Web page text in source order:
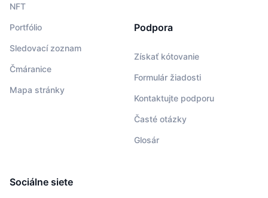
NFT
Portfólio
Sledovací zoznam
Čmáranice
Mapa stránky
Podpora
Získať kótovanie
Formulár žiadosti
Kontaktujte podporu
Časté otázky
Glosár
Sociálne siete